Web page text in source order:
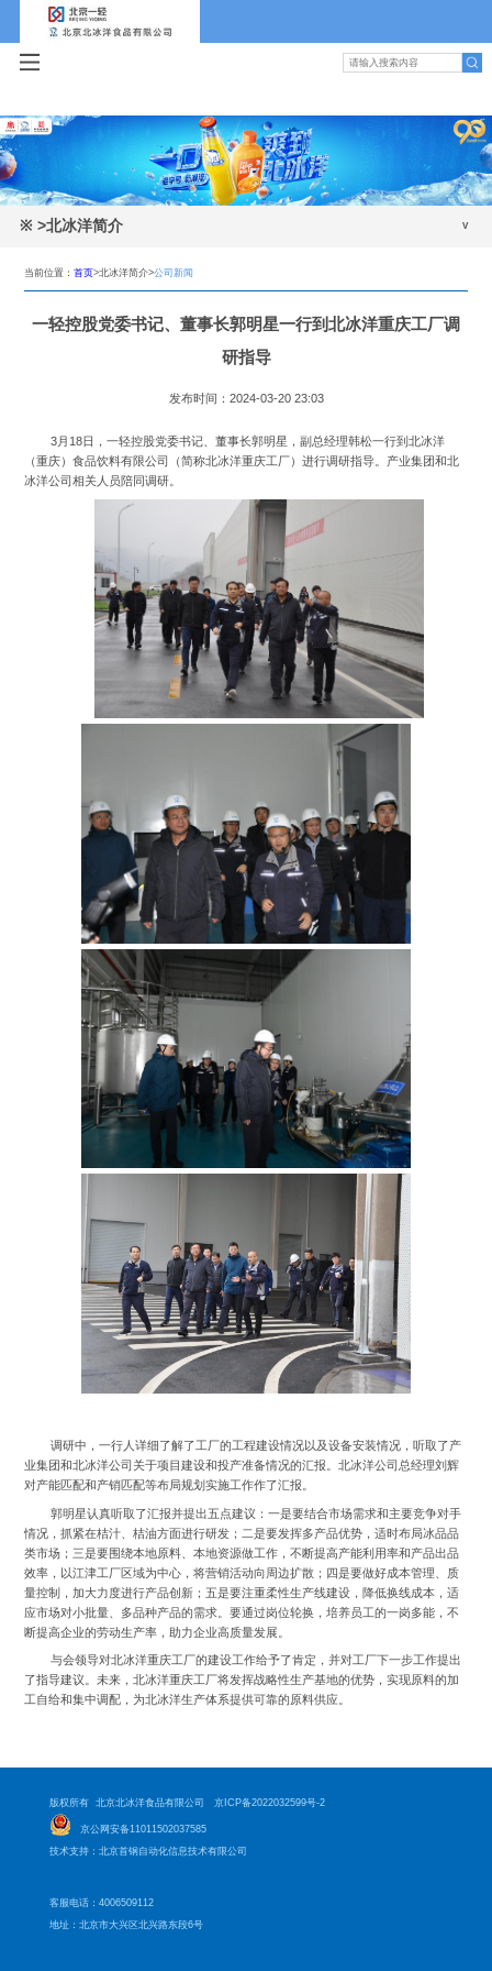
※ >北冰洋简介
发展历程
领导班子
组织机构
当前位置：首页>北冰洋简介>公司新闻
一轻控股党委书记、董事长郭明星一行到北冰洋重庆工厂调
研指导
发布时间：2024-03-20 23:03
3月18日，一轻控股党委书记、董事长郭明星，副总经理韩松一行到北冰洋
（重庆）食品饮料有限公司（简称北冰洋重庆工厂）进行调研指导。产业集团和北
冰洋公司相关人员陪同调研。
调研中，一行人详细了解了工厂的工程建设情况以及设备安装情况，听取了产
业集团和北冰洋公司关于项目建设和投产准备情况的汇报。北冰洋公司总经理刘辉
对产能匹配和产销匹配等布局规划实施工作作了汇报。
郭明星认真听取了汇报并提出五点建议：一是要结合市场需求和主要竞争对手
情况，抓紧在桔汁、桔油方面进行研发；二是要发挥多产品优势，适时布局冰品品
类市场；三是要围绕本地原料、本地资源做工作，不断提高产能利用率和产品出品
效率，以江津工厂区域为中心，将营销活动向周边扩散；四是要做好成本管理、质
量控制，加大力度进行产品创新；五是要注重柔性生产线建设，降低换线成本，适
应市场对小批量、多品种产品的需求。要通过岗位轮换，培养员工的一岗多能，不
断提高企业的劳动生产率，助力企业高质量发展。
与会领导对北冰洋重庆工厂的建设工作给予了肯定，并对工厂下一步工作提出
了指导建议。未来，北冰洋重庆工厂将发挥战略性生产基地的优势，实现原料的加
工自给和集中调配，为北冰洋生产体系提供可靠的原料供应。
版权所有 北京北冰洋食品有限公司 京ICP备2022032599号-2
京公网安备11011502037585
技术支持：北京首钢自动化信息技术有限公司
客服电话：4006509112
地址：北京市大兴区北兴路东段6号